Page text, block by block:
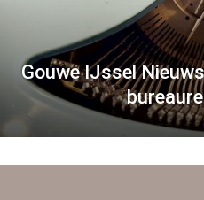
Gouwe IJssel